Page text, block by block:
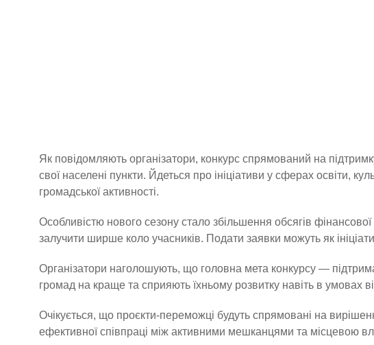
Як повідомляють організатори, конкурс спрямований на
свої населені пункти. Йдеться про ініціативи у сферах освіти,
громадської активності.
Особливістю нового сезону стало збільшення обсягів
залучити ширше коло учасників. Подати заявки можуть як
Організатори наголошують, що головна мета конкурсу —
громад на краще та сприяють їхньому розвитку навіть в умовах
Очікується, що проєкти-переможці будуть спрямовані на
ефективної співпраці між активними мешканцями та місцевою